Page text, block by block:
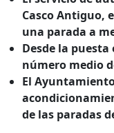
Casco Antiguo,
una parada a
Desde la
número medio
El
de las paradas